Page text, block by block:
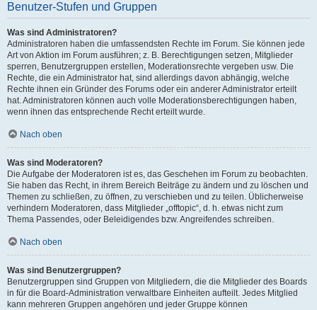
Benutzer-Stufen und Gruppen
Was sind Administratoren?
Administratoren haben die umfassendsten Rechte im Forum. Sie können jede
Art von Aktion im Forum ausführen; z. B. Berechtigungen setzen, Mitglieder
sperren, Benutzergruppen erstellen, Moderationsrechte vergeben usw. Die
Rechte, die ein Administrator hat, sind allerdings davon abhängig, welche
Rechte ihnen ein Gründer des Forums oder ein anderer Administrator erteilt
hat. Administratoren können auch volle Moderationsberechtigungen haben,
wenn ihnen das entsprechende Recht erteilt wurde.
Nach oben
Was sind Moderatoren?
Die Aufgabe der Moderatoren ist es, das Geschehen im Forum zu beobachten.
Sie haben das Recht, in ihrem Bereich Beiträge zu ändern und zu löschen und
Themen zu schließen, zu öffnen, zu verschieben und zu teilen. Üblicherweise
verhindern Moderatoren, dass Mitglieder „offtopic“, d. h. etwas nicht zum
Thema Passendes, oder Beleidigendes bzw. Angreifendes schreiben.
Nach oben
Was sind Benutzergruppen?
Benutzergruppen sind Gruppen von Mitgliedern, die die Mitglieder des Boards
in für die Board-Administration verwaltbare Einheiten aufteilt. Jedes Mitglied
kann mehreren Gruppen angehören und jeder Gruppe können